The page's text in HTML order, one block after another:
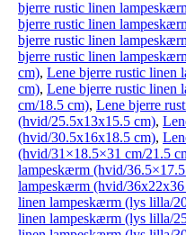
bjerre rustic linen
bjerre rustic linen
bjerre rustic linen
bjerre rustic linen
cm), Lene bjerre rustic linen
cm), Lene bjerre rustic linen
cm/18.5 cm), Lene bjerre
(hvid/25.5x13x15.5 cm),
(hvid/30.5x16x18.5 cm),
(hvid/31×18.5×31 cm/21.5
lampeskærm (hvid/
lampeskærm (hvid/
linen lampeskærm (lys lilla/
linen lampeskærm (lys lilla/